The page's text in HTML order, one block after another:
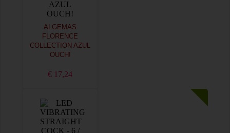
ALGEMAS
FLORENCE
COLLECTION AZUL
OUCH!
€ 17,24